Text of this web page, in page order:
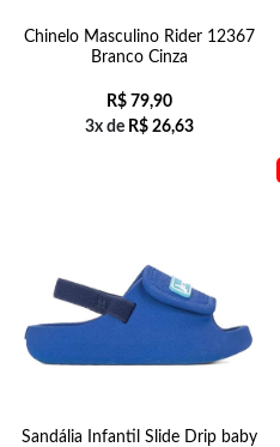
Chinelo Masculino Rider 12367
Branco Cinza
R$79,90
3x de R$26,63
Sandália Infantil Slide Drip baby